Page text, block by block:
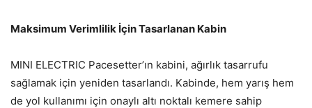
Maksimum Verimlilik İçin Tasarlanan Kabin
MINI ELECTRIC Pacesetter’ın kabini, ağırlık tasarrufu
sağlamak için yeniden tasarlandı. Kabinde, hem yarış hem
de yol kullanımı için onaylı altı noktalı kemere sahip